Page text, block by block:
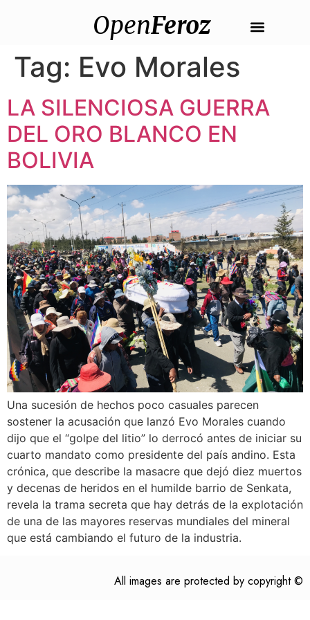
OpenFeroz
Tag: Evo Morales
LA SILENCIOSA GUERRA
DEL ORO BLANCO EN
BOLIVIA
Una sucesión de hechos poco casuales parecen
sostener la acusación que lanzó Evo Morales cuando
dijo que el “golpe del litio” lo derrocó antes de iniciar su
cuarto mandato como presidente del país andino. Esta
crónica, que describe la masacre que dejó diez muertos
y decenas de heridos en el humilde barrio de Senkata,
revela la trama secreta que hay detrás de la explotación
de una de las mayores reservas mundiales del mineral
que está cambiando el futuro de la industria.
All images are protected by copyright ©